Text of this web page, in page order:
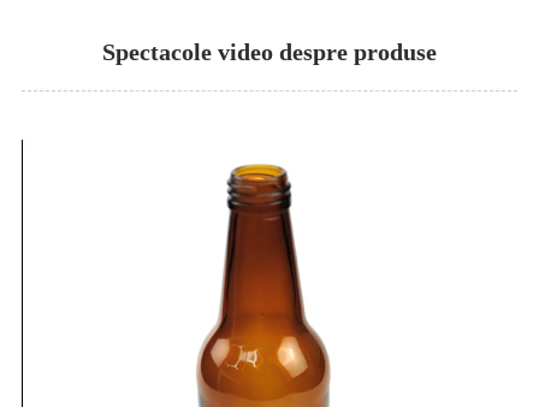
Spectacole video despre produse